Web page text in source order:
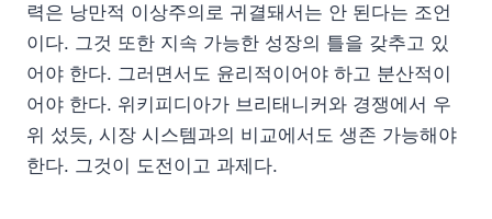
력은 낭만적 이상주의로 귀결돼서는 안 된다는 조언
이다. 그것 또한 지속 가능한 성장의 틀을 갖추고 있
어야 한다. 그러면서도 윤리적이어야 하고 분산적이
어야 한다. 위키피디아가 브리태니커와 경쟁에서 우
위 섰듯, 시장 시스템과의 비교에서도 생존 가능해야
한다. 그것이 도전이고 과제다.